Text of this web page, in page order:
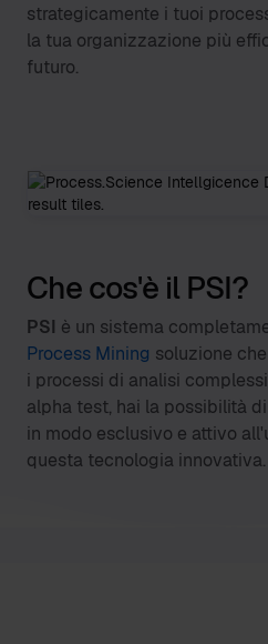
strategicamente i tuoi
la tua organizzazione più
futuro.
Che cos'è il PSI?
PSI è un sistema
Process Mining soluzione
i processi di analisi
alpha test, hai la possibilità
in modo esclusivo e attivo
questa tecnologia innovativa.